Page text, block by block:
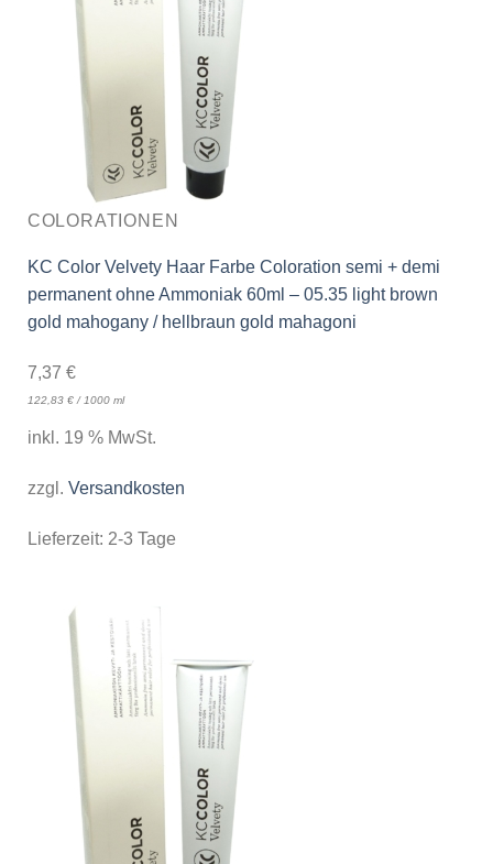
COLORATIONEN
KC Color Velvety Haar Farbe Coloration semi + demi
permanent ohne Ammoniak 60ml – 05.35 light brown
gold mahogany / hellbraun gold mahagoni
7,37 €
122,83 €/1000 ml
inkl. 19 % MwSt.
zzgl. Versandkosten
Lieferzeit: 2-3 Tage